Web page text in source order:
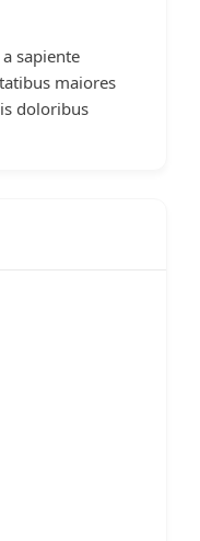
sapiente
maiores
doloribus